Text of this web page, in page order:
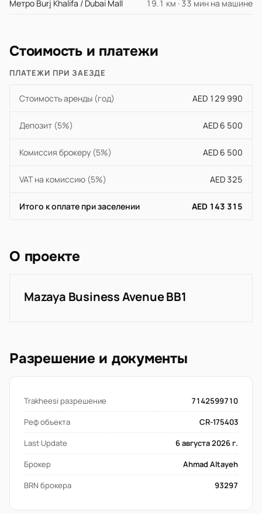
Метро Burj Khalifa / Dubai Mall 19.1 км · 33 мин на машине
Стоимость и платежи
ПЛАТЕЖИ ПРИ ЗАЕЗДЕ
Стоимость аренды (год) AED 129 990
Депозит (5%) AED 6 500
Комиссия брокеру (5%) AED 6 500
VAT на комиссию (5%) AED 325
Итого к оплате при заселении AED 143 315
О проекте
Mazaya Business Avenue BB1
Разрешение и документы
Trakheesi разрешение
7142599710
Реф объекта
CR-175403
Last Update
6 августа 2026 г.
Брокер
Ahmad Altayeh
BRN брокера
93297